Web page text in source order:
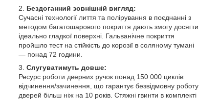
Бездоганний зовнішній вигляд:
Сучасні технології лиття та полірування в поєднанні з
методом багатошарового покриття дають змогу досягти
ідеально гладкої поверхні. Гальванічне покриття
пройшло тест на стійкість до корозії в соляному тумані
— понад 72 години.
Слугуватимуть довше:
Ресурс роботи дверних ручок понад 150 000 циклів
відчинення/зачинення, що гарантує безвідмовну роботу
дверей більш ніж на 10 років. Стяжні гвинти в комплекті